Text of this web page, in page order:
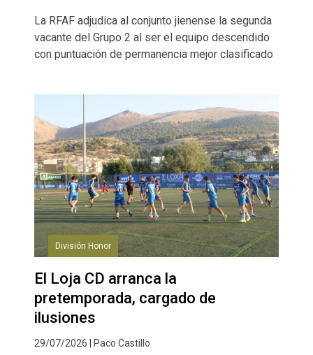
La RFAF adjudica al conjunto jienense la segunda
vacante del Grupo 2 al ser el equipo descendido
con puntuación de permanencia mejor clasificado
División Honor
El Loja CD arranca la
pretemporada, cargado de
ilusiones
29/07/2026 | Paco Castillo